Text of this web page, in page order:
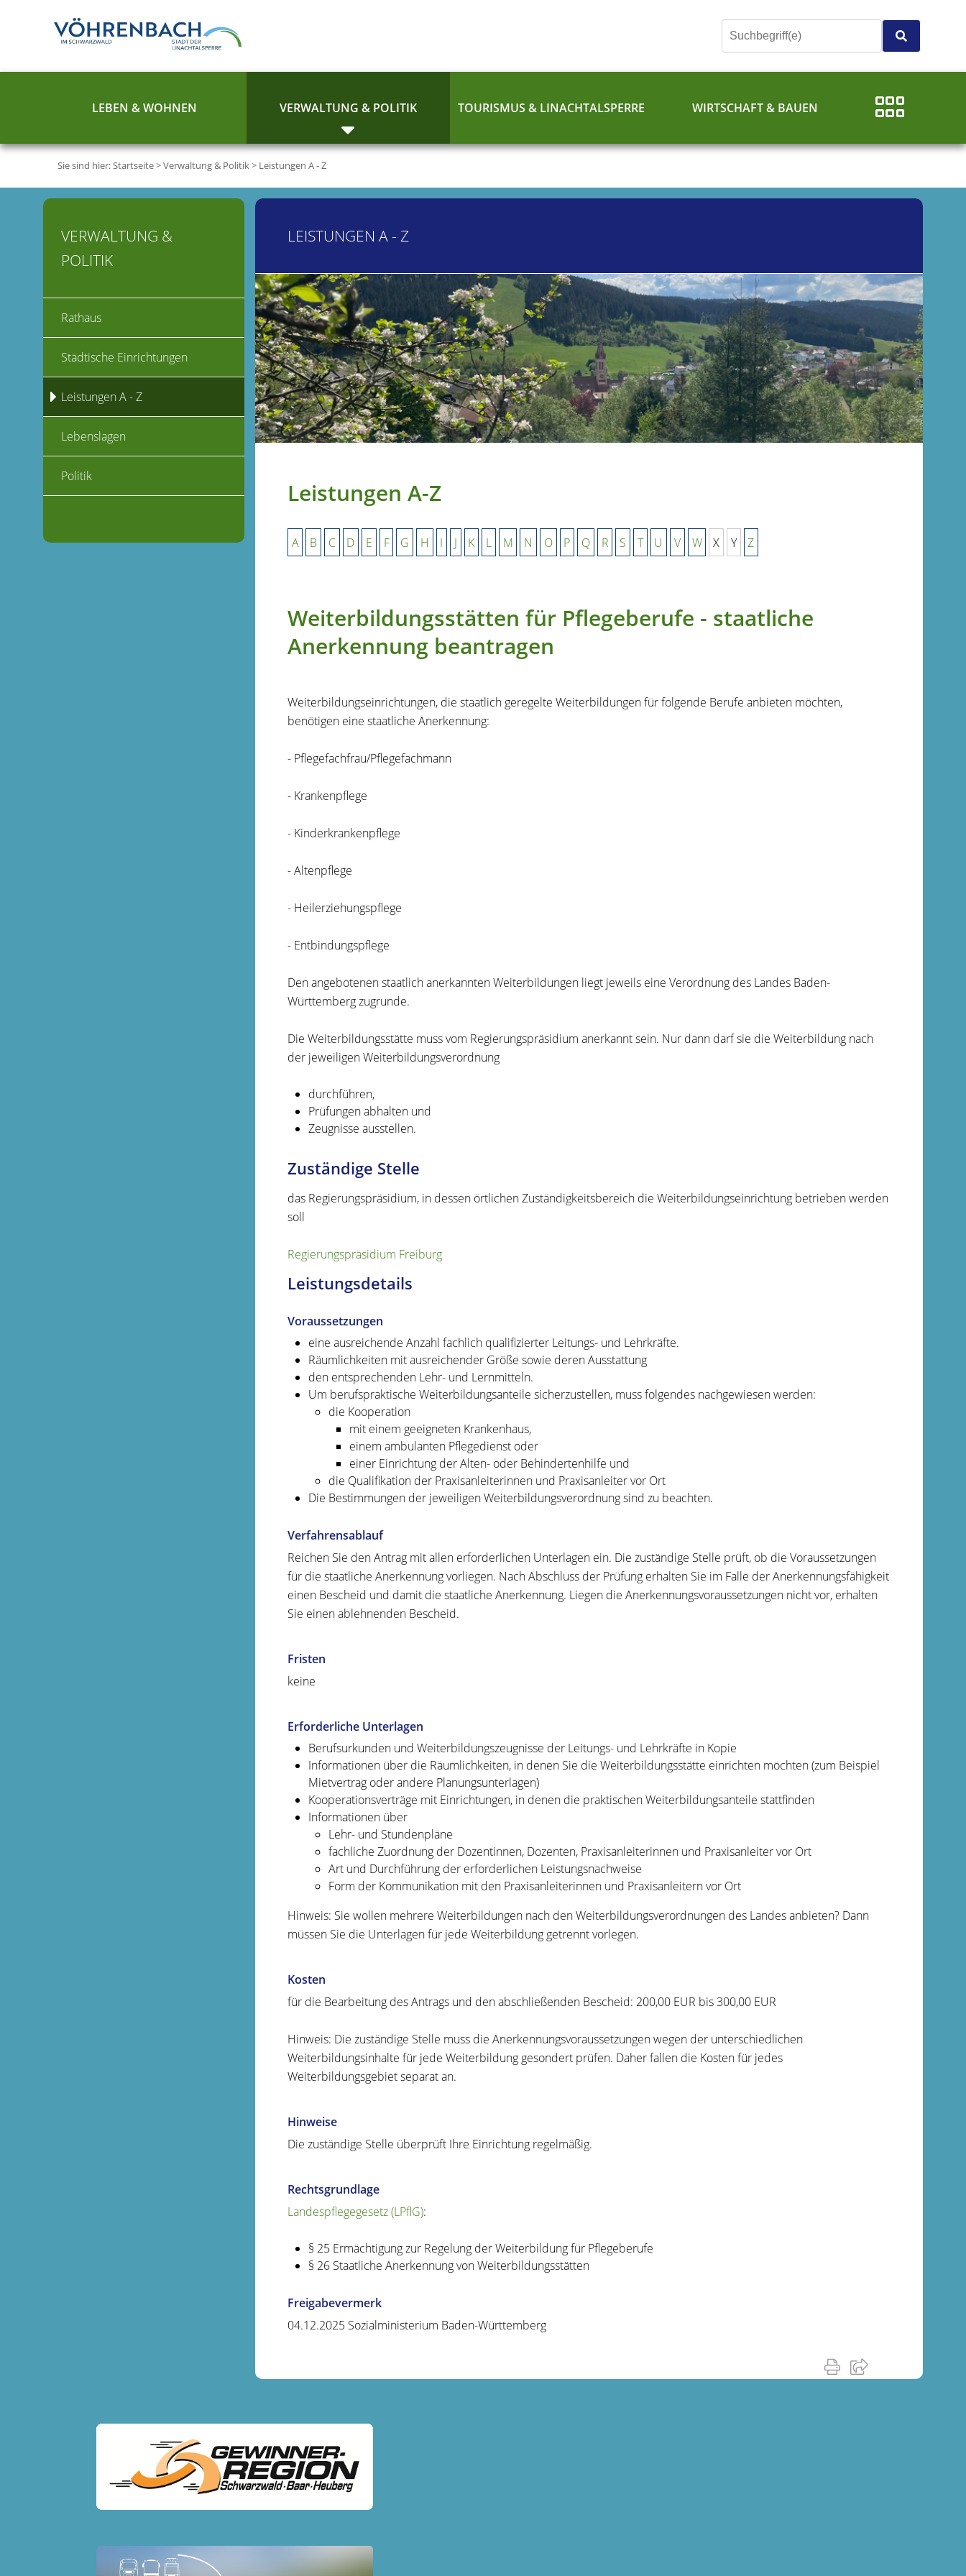
LEBEN & WOHNEN VERWALTUNG & POLITIK TOURISMUS & LINACHTALSPERRE WIRTSCHAFT & BAUEN
Sie sind hier:Startseite>Verwaltung & Politik> Leistungen A - Z
LEISTUNGEN A - Z
Leistungen A-Z
A B C D E F G H I J K L M N O P Q R S T U V W X Y Z
Weiterbildungsstätten für Pflegeberufe - staatliche
Anerkennung beantragen
Weiterbildungseinrichtungen, die staatlich geregelte Weiterbildungen für folgende Berufe anbieten möchten,
benötigen eine staatliche Anerkennung:
- Pflegefachfrau/Pflegefachmann
- Krankenpflege
- Kinderkrankenpflege
- Altenpflege
- Heilerziehungspflege
- Entbindungspflege
Den angebotenen staatlich anerkannten Weiterbildungen liegt jeweils eine Verordnung des Landes Baden-
Württemberg zugrunde.
Die Weiterbildungsstätte muss vom Regierungspräsidium anerkannt sein. Nur dann darf sie die Weiterbildung nach
der jeweiligen Weiterbildungsverordnung
durchführen,
Prüfungen abhalten und
Zeugnisse ausstellen.
Zuständige Stelle
das Regierungspräsidium, in dessen örtlichen Zuständigkeitsbereich die Weiterbildungseinrichtung betrieben werden
soll
Regierungspräsidium Freiburg
Leistungsdetails
Voraussetzungen
eine ausreichende Anzahl fachlich qualifizierter Leitungs- und Lehrkräfte.
Räumlichkeiten mit ausreichender Größe sowie deren Ausstattung
den entsprechenden Lehr- und Lernmitteln.
Um berufspraktische Weiterbildungsanteile sicherzustellen, muss folgendes nachgewiesen werden:
die Kooperation
mit einem geeigneten Krankenhaus,
einem ambulanten Pflegedienst oder
einer Einrichtung der Alten- oder Behindertenhilfe und
die Qualifikation der Praxisanleiterinnen und Praxisanleiter vor Ort
Die Bestimmungen der jeweiligen Weiterbildungsverordnung sind zu beachten.
Verfahrensablauf
Reichen Sie den Antrag mit allen erforderlichen Unterlagen ein. Die zuständige Stelle prüft, ob die Voraussetzungen
für die staatliche Anerkennung vorliegen. Nach Abschluss der Prüfung erhalten Sie im Falle der Anerkennungsfähigkeit
einen Bescheid und damit die staatliche Anerkennung. Liegen die Anerkennungsvoraussetzungen nicht vor, erhalten
Sie einen ablehnenden Bescheid.
Fristen
keine
Erforderliche Unterlagen
Berufsurkunden und Weiterbildungszeugnisse der Leitungs- und Lehrkräfte in Kopie
Informationen über die Räumlichkeiten, in denen Sie die Weiterbildungsstätte einrichten möchten (zum Beispiel
Mietvertrag oder andere Planungsunterlagen)
Kooperationsverträge mit Einrichtungen, in denen die praktischen Weiterbildungsanteile stattfinden
Informationen über
Lehr- und Stundenpläne
fachliche Zuordnung der Dozentinnen, Dozenten, Praxisanleiterinnen und Praxisanleiter vor Ort
Art und Durchführung der erforderlichen Leistungsnachweise
Form der Kommunikation mit den Praxisanleiterinnen und Praxisanleitern vor Ort
Hinweis: Sie wollen mehrere Weiterbildungen nach den Weiterbildungsverordnungen des Landes anbieten? Dann
müssen Sie die Unterlagen für jede Weiterbildung getrennt vorlegen.
Kosten
für die Bearbeitung des Antrags und den abschließenden Bescheid: 200,00 EUR bis 300,00 EUR
Hinweis: Die zuständige Stelle muss die Anerkennungsvoraussetzungen wegen der unterschiedlichen
Weiterbildungsinhalte für jede Weiterbildung gesondert prüfen. Daher fallen die Kosten für jedes
Weiterbildungsgebiet separat an.
Hinweise
Die zuständige Stelle überprüft Ihre Einrichtung regelmäßig.
Rechtsgrundlage
Landespflegegesetz (LPflG):
§ 25 Ermächtigung zur Regelung der Weiterbildung für Pflegeberufe
§ 26Staatliche Anerkennung von Weiterbildungsstätten
Freigabevermerk
04.12.2025 Sozialministerium Baden-Württemberg
VERWALTUNG &
POLITIK
Rathaus
Städtische Einrichtungen
Leistungen A - Z
Lebenslagen
Politik